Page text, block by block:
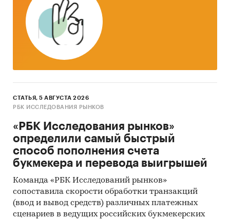
BusinesStat выпускает обзоры по рынкам
текстильной и швейной продукции, включая
обзоры по отдельным видам одежды.
BusinesStat выпускает обзоры мирового рынка
одежды, текстиля и трикотажа, а также
обзоры рынков отдельных странам мира. В
детализирована по регионам страны.
В отчете учтено теневое производство и
импорт одежды, а также производство
трикотажных изделий для собственного
использования.
В отчете детализирована информация по
видам трикотажных изделий:
Верхний трикотаж
СТАТЬЯ, 5 АВГУСТА 2026
РБК ИССЛЕДОВАНИЯ РЫНКОВ
«РБК Исследования рынков»
определили самый быстрый
способ пополнения счета
букмекера и перевода выигрышей
Команда «РБК Исследований рынков»
сопоставила скорости обработки транзакций
(ввод и вывод средств) различных платежных
сценариев в ведущих российских букмекерских